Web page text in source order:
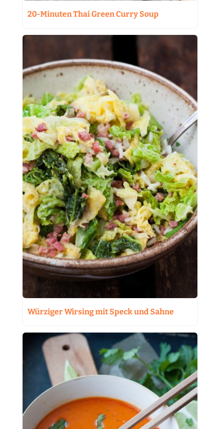
20-Minuten Thai Green Curry Soup
Würziger Wirsing mit Speck und Sahne